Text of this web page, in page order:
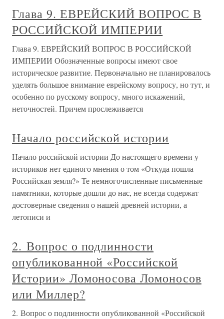
Глава 9. ЕВРЕЙСКИЙ ВОПРОС В
РОССИЙСКОЙ ИМПЕРИИ
Глава 9. ЕВРЕЙСКИЙ ВОПРОС В РОССИЙСКОЙ
ИМПЕРИИ Обозначенные вопросы имеют свое
историческое развитие. Первоначально не планировалось
уделять большое внимание еврейскому вопросу, но тут, и
особенно по русскому вопросу, много искажений,
неточностей. Причем прослеживается
Начало российской истории
Начало российской истории До настоящего времени у
историков нет единого мнения о том «Откуда пошла
Российская земля?» Те немногочисленные письменные
памятники, которые дошли до нас, не всегда содержат
достоверные сведения о нашей древней истории, а
летописи и
2. Вопрос о подлинности
опубликованной «Российской
Истории» Ломоносова Ломоносов
или Миллер?
2. Вопрос о подлинности опубликованной «Российской